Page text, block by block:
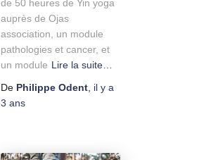
de 50 heures de Yin yoga
auprès de Ojas
association, un module
pathologies et cancer, et
un module Lire la suite…
De Philippe Odent, il y a
3 ans